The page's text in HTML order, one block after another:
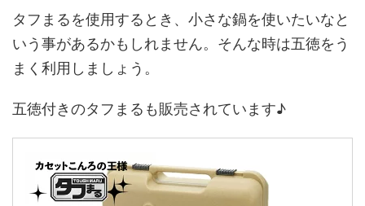
タフまるを使用するとき、小さな鍋を使いたいなと
いう事があるかもしれません。そんな時は五徳をう
まく利用しましょう。
五徳付きのタフまるも販売されています♪